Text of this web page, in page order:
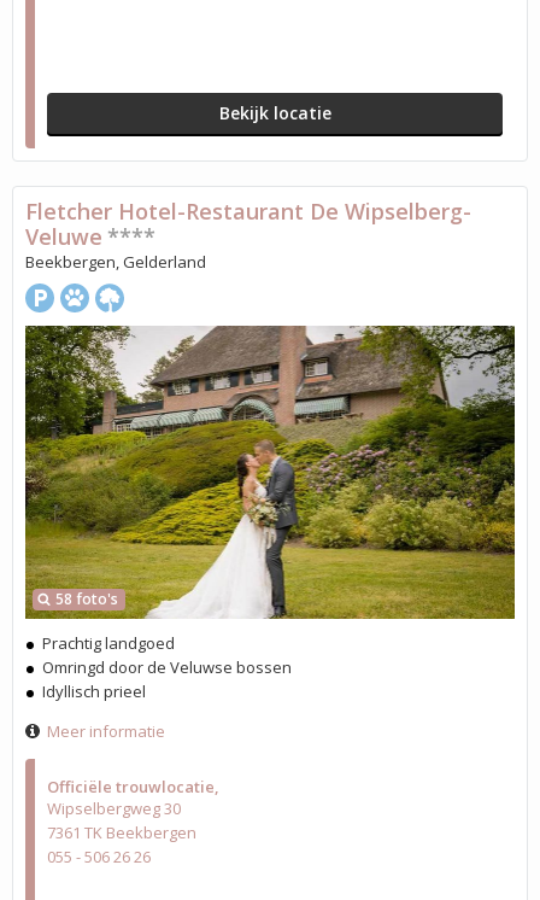
Bekijk locatie
Officiële trouwlocatie
Wipselbergweg 30
7361 TK Beekbergen
055 - 506 26 26
58 foto's
Fletcher Hotel-Restaurant De Wipselberg-
Veluwe ****
Beekbergen, Gelderland
Prachtig landgoed
Omringd door de Veluwse bossen
Idyllisch prieel
Meer informatie